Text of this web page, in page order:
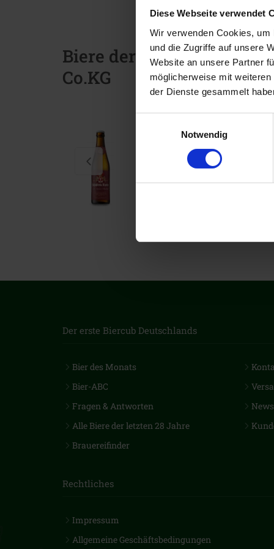
Diese Webseite verwendet
Wir verwenden Cookies,
und die Zugriffe auf unsere
Website an unsere Partner
möglicherweise mit
der Dienste gesammelt
Notwendig
Biere der Brauerei
Co.KG
Der erste Biercub Deutschlands
Bier des Monats
Bier-ABC
Fragen & Antworten
Alle Biere der letzten 28 Jahre
Brauereifinder
Rechtliches
Impressum
Allgemeine Geschäftsbedingungen